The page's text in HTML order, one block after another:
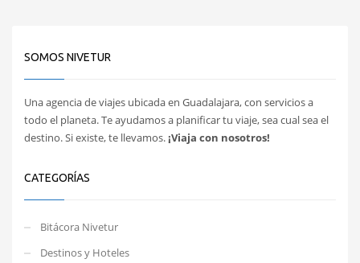
SOMOS NIVETUR
Una agencia de viajes ubicada en Guadalajara, con servicios a
todo el planeta. Te ayudamos a planificar tu viaje, sea cual sea el
destino. Si existe, te llevamos.¡Viaja con nosotros!
CATEGORÍAS
Bitácora Nivetur
Destinos y Hoteles